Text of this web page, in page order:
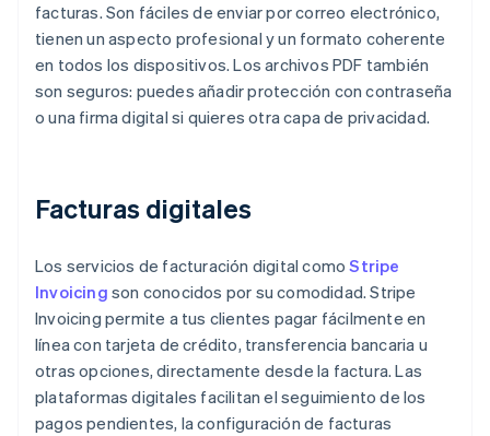
facturas. Son fáciles de enviar por correo electrónico,
tienen un aspecto profesional y un formato coherente
en todos los dispositivos. Los archivos PDF también
son seguros: puedes añadir protección con contraseña
o una firma digital si quieres otra capa de privacidad.
Facturas digitales
Los servicios de facturación digital comoStripe
Invoicing son conocidos por su comodidad. Stripe
Invoicing permite a tus clientes pagar fácilmente en
línea con tarjeta de crédito, transferencia bancaria u
otras opciones, directamente desde la factura. Las
plataformas digitales facilitan el seguimiento de los
pagos pendientes, la configuración de facturas